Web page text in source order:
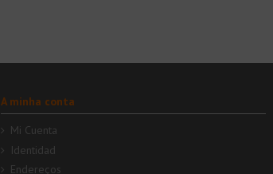
A minha conta
Mi Cuenta
Identidad
Endereços